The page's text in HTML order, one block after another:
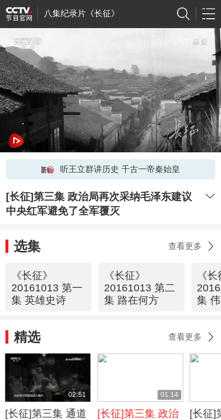
八集纪录片《长征》
听王立群讲历史 千古一帝秦始皇
[长征]第三集 政治局再次采纳毛泽东建议
中央红军避免了全军覆灭
选集 查看更多
《长征》
20161013 第一
集 英雄史诗
《长征》
20161013 第二
集 路在何方
《
集
精选 查看更多
02:51
[长征]第三集 通道
01:14
[长征]第三集 政治
[长征]